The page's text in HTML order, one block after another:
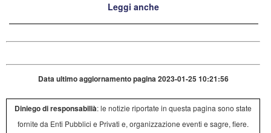
Leggi anche
Data ultimo aggiornamento pagina 2023-01-25 10:21:56
Diniego di responsabilià: le notizie riportate in questa pagina sono state
fornite da Enti Pubblici e Privati e, organizzazione eventi e sagre, fiere.